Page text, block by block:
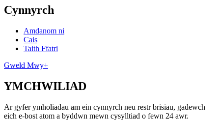
Cynnyrch
Amdanom ni
Cais
Taith Ffatri
Gweld Mwy+
YMCHWILIAD
Ar gyfer ymholiadau am ein cynnyrch neu restr brisiau, gadewch
eich e-bost atom a byddwn mewn cysylltiad o fewn 24 awr.